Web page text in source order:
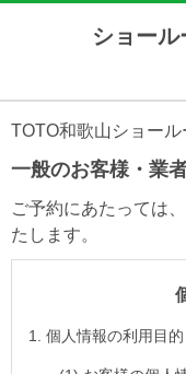
ショー
TOTO和歌山ショール
一般のお客様・業
ご予約にあたっては
たします。